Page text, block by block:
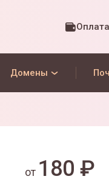
Домены
от 180 ₽